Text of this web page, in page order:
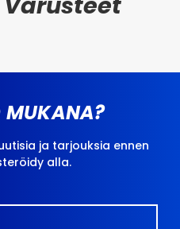
MUKANA?
ja tarjouksia ennen
alla.